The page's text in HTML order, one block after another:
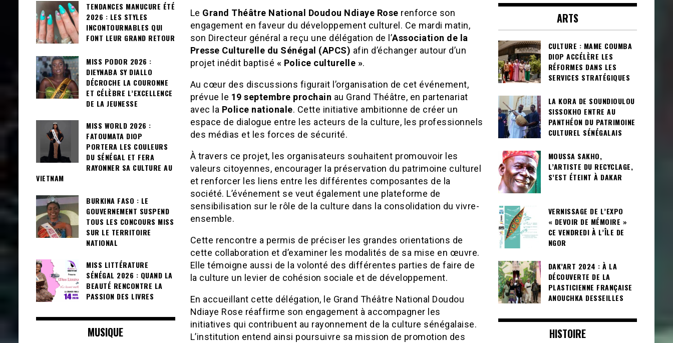
Le Grand Théâtre National Doudou Ndiaye Rose renforce son
engagement en faveur du développement culturel. Ce mardi matin,
son Directeur général a reçu une délégation de l’Association de la
Presse Culturelle du Sénégal (APCS) afin d’échanger autour d’un
projet inédit baptisé « Police culturelle ».
Au cœur des discussions figurait l’organisation de cet événement,
prévue le 19 septembre prochain au Grand Théâtre, en partenariat
avec la Police nationale. Cette initiative ambitionne de créer un
espace de dialogue entre les acteurs de la culture, les professionnels
des médias et les forces de sécurité.
À travers ce projet, les organisateurs souhaitent promouvoir les
valeurs citoyennes, encourager la préservation du patrimoine culturel
et renforcer les liens entre les différentes composantes de la
société. L’événement se veut également une plateforme de
sensibilisation sur le rôle de la culture dans la consolidation du vivre-
ensemble.
Cette rencontre a permis de préciser les grandes orientations de
cette collaboration et d’examiner les modalités de sa mise en œuvre.
Elle témoigne aussi de la volonté des différentes parties de faire de
la culture un levier de cohésion sociale et de développement.
En accueillant cette délégation, le Grand Théâtre National Doudou
Ndiaye Rose réaffirme son engagement à accompagner les
initiatives qui contribuent au rayonnement de la culture sénégalaise.
L’institution entend ainsi poursuivre sa mission de promotion des
TENDANCES MANUCURE ÉTÉ
2026 : LES STYLES
INCONTOURNABLES QUI
FONT LEUR GRAND RETOUR
MISS PODOR 2026 :
DIEYNABA SY DIALLO
DÉCROCHE LA COURONNE
ET CÉLÈBRE L’EXCELLENCE
DE LA JEUNESSE
MISS WORLD 2026 :
FATOUMATA DIOP
PORTERA LES COULEURS
DU SÉNÉGAL ET FERA
RAYONNER SA CULTURE AU
VIETNAM
BURKINA FASO : LE
GOUVERNEMENT SUSPEND
TOUS LES CONCOURS MISS
SUR LE TERRITOIRE
NATIONAL
MISS LITTÉRATURE
SÉNÉGAL 2026 : QUAND LA
BEAUTÉ RENCONTRE LA
PASSION DES LIVRES
MUSIQUE
ARTS
CULTURE : MAME COUMBA
DIOP ACCÉLÈRE LES
RÉFORMES DANS LES
SERVICES STRATÉGIQUES
LA KORA DE SOUNDIOULOU
SISSOKHO ENTRE AU
PANTHÉON DU PATRIMOINE
CULTUREL SÉNÉGALAIS
MOUSSA SAKHO,
L’ARTISTE DU RECYCLAGE,
S’EST ÉTEINT À DAKAR
VERNISSAGE DE L’EXPO
« DEVOIR DE MÉMOIRE »
CE VENDREDI À L’ÎLE DE
NGOR
DAK’ART 2024 : À LA
DÉCOUVERTE DE LA
PLASTICIENNE FRANÇAISE
ANOUCHKA DESSEILLES
HISTOIRE